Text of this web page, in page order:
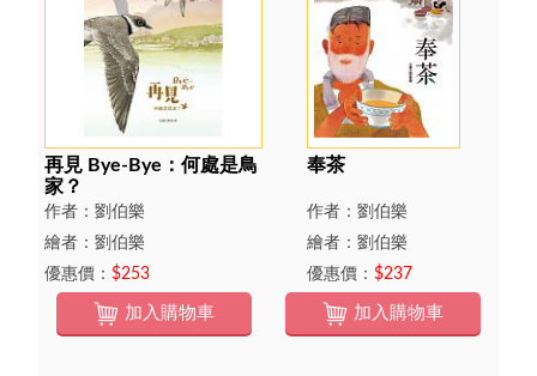
再見 Bye-Bye：何處是鳥
家？
作者：劉伯樂
繪者：劉伯樂
優惠價：$253
加入購物車
奉茶
作者：劉伯樂
繪者：劉伯樂
優惠價： $237
加入購物車